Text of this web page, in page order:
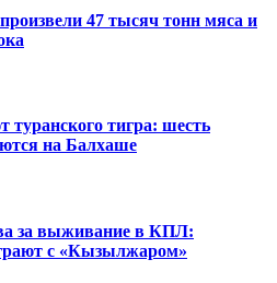
47 тысяч тонн мяса и
туранского тигра: шесть
на Балхаше
за выживание в КПЛ:
с «Кызылжаром»